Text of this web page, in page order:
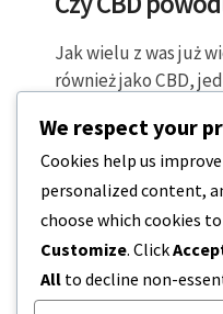
Jak wielu z was już
również jako CBD,
występujących w
4 MINUTY CZYTANIA
We respect your
Cookies help us
personalized content,
choose which cookies
Customize. Click
All to decline non-